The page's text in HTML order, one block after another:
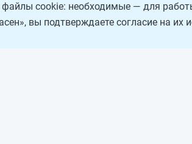
cookie: необходимые — для
вы подтверждаете согласие на их